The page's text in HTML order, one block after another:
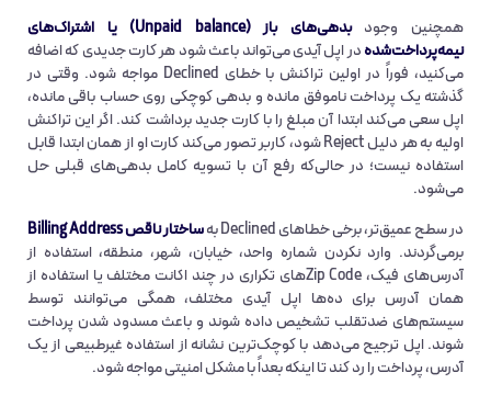
همچنین وجود
بدهی‌های باز (Unpaid balance) یا اشتراک‌های
نیمه‌پرداخت‌شدهدر اپل آیدی می‌تواند باعث شود هر کارت جدیدی که اضافه
می‌کنید، فوراً در اولین تراکنش با خطای Declined مواجه شود. وقتی در
گذشته یک پرداخت ناموفق مانده و بدهی کوچکی روی حساب باقی مانده،
اپل سعی می‌کند ابتدا آن مبلغ را با کارت جدید برداشت کند. اگر این تراکنش
اولیه به هر دلیل Reject شود، کاربر تصور می‌کند کارت او از همان ابتدا قابل
استفاده نیست؛ در حالی‌که رفع آن با تسویه کامل بدهی‌های قبلی حل
می‌شود.
در سطح عمیق‌تر، برخی خطاهای Declined به
ساختار ناقص Billing Address
برمی‌گردند. وارد نکردن شماره واحد، خیابان، شهر، منطقه، استفاده از
آدرس‌های فیک، Zip Codeهای تکراری در چند اکانت مختلف یا استفاده از
همان آدرس برای ده‌ها اپل آیدی مختلف، همگی می‌توانند توسط
سیستم‌های ضدتقلب تشخیص داده شوند و باعث مسدود شدن پرداخت
شوند. اپل ترجیح می‌دهد با کوچک‌ترین نشانه از استفاده غیرطبیعی از یک
آدرس، پرداخت را رد کند تا اینکه بعداً با مشکل امنیتی مواجه شود.